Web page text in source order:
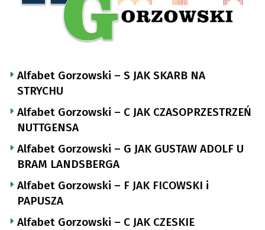
Alfabet Gorzowski – S JAK SKARB NA
STRYCHU
Alfabet Gorzowski – C JAK CZASOPRZESTRZEŃ
NUTTGENSA
Alfabet Gorzowski – G JAK GUSTAW ADOLF U
BRAM LANDSBERGA
Alfabet Gorzowski – F JAK FICOWSKI i
PAPUSZA
Alfabet Gorzowski – C JAK CZESKIE